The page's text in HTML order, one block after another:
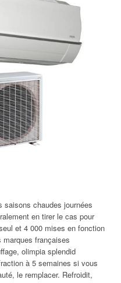
saisons chaudes journées
en tirer le cas pour
et 4 000 mises en fonction
françaises
olimpia splendid
à 5 semaines si vous
le remplacer. Refroidit,